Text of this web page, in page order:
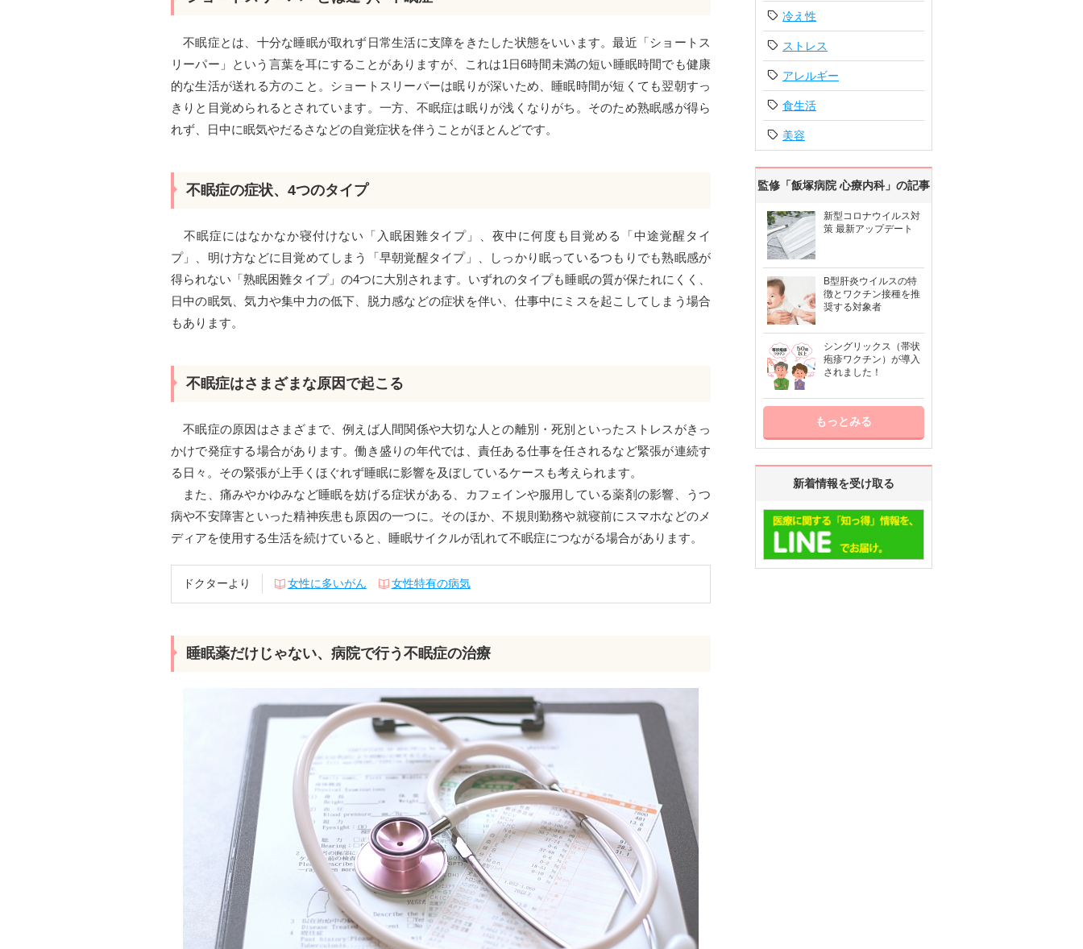
不眠症とは、十分な睡眠が取れず日常生活に支障をきたした状態をいいます。最近「ショートス
リーパー」という言葉を耳にすることがありますが、これは1日6時間未満の短い睡眠時間でも健康
的な生活が送れる方のこと。ショートスリーパーは眠りが深いため、睡眠時間が短くても翌朝すっ
きりと目覚められるとされています。一方、不眠症は眠りが浅くなりがち。そのため熟眠感が得ら
れず、日中に眠気やだるさなどの自覚症状を伴うことがほとんどです。
不眠症の症状、4つのタイプ
不眠症にはなかなか寝付けない「入眠困難タイプ」、夜中に何度も目覚める「中途覚醒タイ
プ」、明け方などに目覚めてしまう「早朝覚醒タイプ」、しっかり眠っているつもりでも熟眠感が
得られない「熟眠困難タイプ」の4つに大別されます。いずれのタイプも睡眠の質が保たれにくく、
日中の眠気、気力や集中力の低下、脱力感などの症状を伴い、仕事中にミスを起こしてしまう場合
もあります。
不眠症はさまざまな原因で起こる
不眠症の原因はさまざまで、例えば人間関係や大切な人との離別・死別といったストレスがきっ
かけで発症する場合があります。働き盛りの年代では、責任ある仕事を任されるなど緊張が連続す
る日々。その緊張が上手くほぐれず睡眠に影響を及ぼしているケースも考えられます。
また、痛みやかゆみなど睡眠を妨げる症状がある、カフェインや服用している薬剤の影響、うつ
病や不安障害といった精神疾患も原因の一つに。そのほか、不規則勤務や就寝前にスマホなどのメ
ディアを使用する生活を続けていると、睡眠サイクルが乱れて不眠症につながる場合があります。
ドクターより 女性に多いがん 女性特有の病気
睡眠薬だけじゃない、病院で行う不眠症の治療
冷え性
ストレス
アレルギー
食生活
美容
監修「飯塚病院 心療内科」の記事
新型コロナウイルス対
策 最新アップデート
B型肝炎ウイルスの特
徴とワクチン接種を推
奨する対象者
シングリックス（帯状
疱疹ワクチン）が導入
されました！
もっとみる
新着情報を受け取る